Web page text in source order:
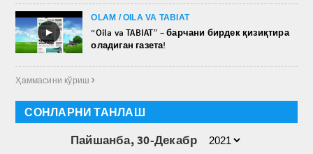
►
OLAM / OILA VA TABIAT
“Oila va TABIAT” – барчани бирдек қизиқтира
оладиган газета!
Ҳаммасини кўриш 
СОНЛАРНИ ТАНЛАШ
Пайшанба, 30-Декабр